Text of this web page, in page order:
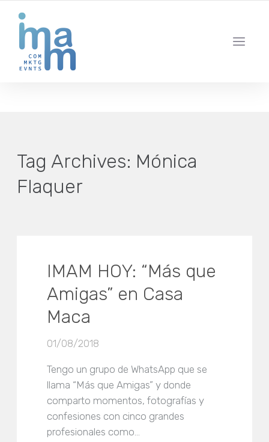
IBIZA · MADRID · BARCELONA
Tag Archives: Mónica
Flaquer
IMAM HOY: “Más que
Amigas” en Casa
Maca
01/08/2018
Tengo un grupo de WhatsApp que se
llama “Más que Amigas” y donde
comparto momentos, fotografías y
confesiones con cinco grandes
profesionales como…